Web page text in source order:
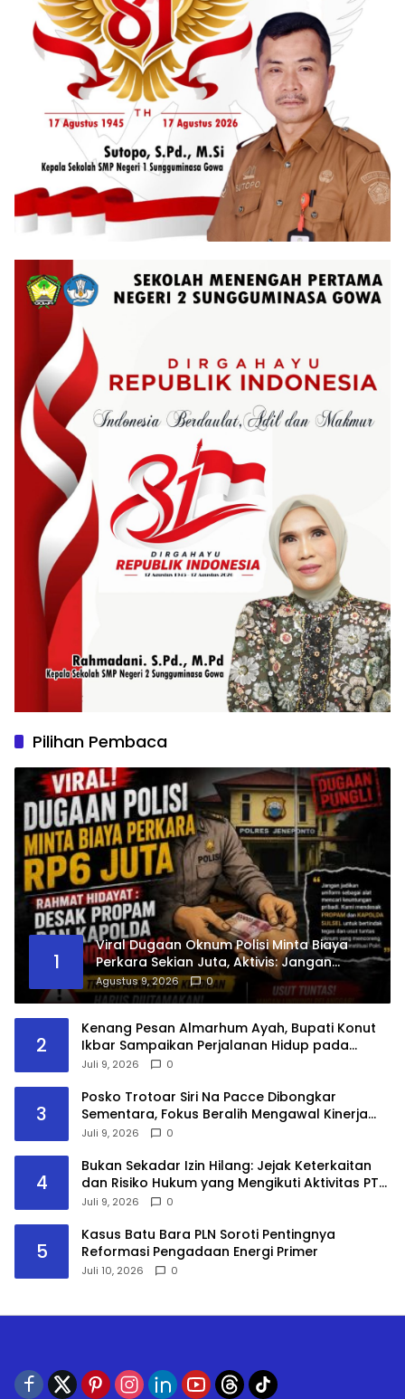
Pilihan Pembaca
1
Viral Dugaan Oknum Polisi Minta Biaya
Perkara Sekian Juta, Aktivis: Jangan
Eksploitasi Warga Yang Cari Keadilan
Agustus 9, 2026 0
2
Kenang Pesan Almarhum Ayah, Bupati Konut
Ikbar Sampaikan Perjalanan Hidup pada
Sidang Promosi Doktor
Juli 9, 2026 0
3
Posko Trotoar Siri Na Pacce Dibongkar
Sementara, Fokus Beralih Mengawal Kinerja
Pansus DPRD Gowa
Juli 9, 2026 0
4
Bukan Sekadar Izin Hilang: Jejak Keterkaitan
dan Risiko Hukum yang Mengikuti Aktivitas PT
Kapuas Maju Jaya
Juli 9, 2026 0
5
Kasus Batu Bara PLN Soroti Pentingnya
Reformasi Pengadaan Energi Primer
Juli 10, 2026 0